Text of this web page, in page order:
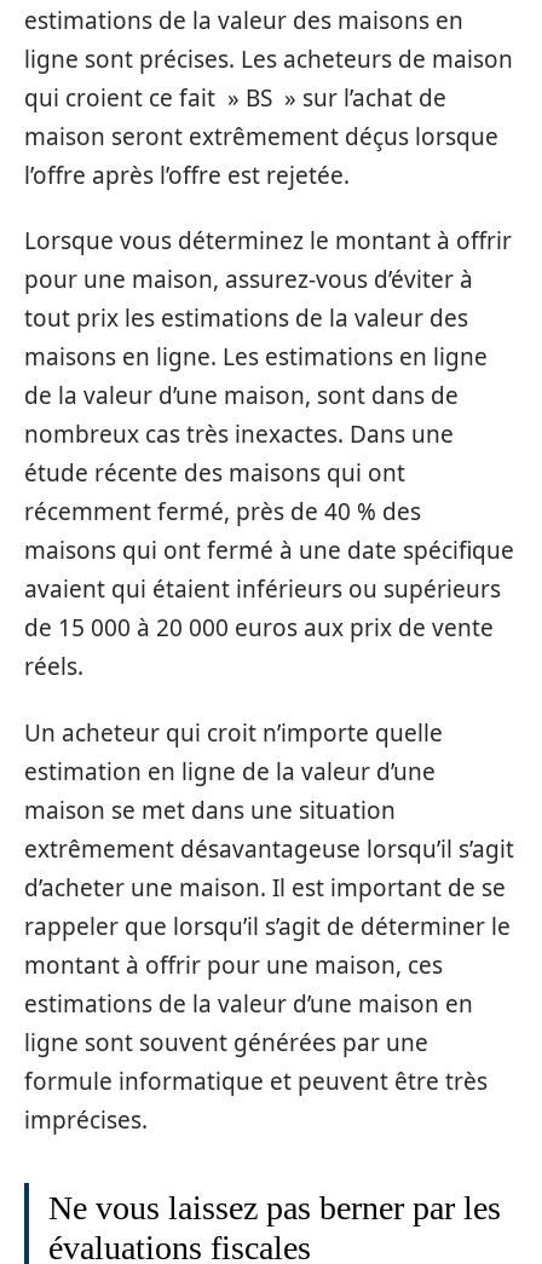
estimations de la valeur des maisons en
ligne sont précises. Les acheteurs de maison
qui croient ce fait » BS » sur l’achat de
maison seront extrêmement déçus lorsque
l’offre après l’offre est rejetée.
Lorsque vous déterminez le montant à offrir
pour une maison, assurez-vous d’éviter à
tout prix les estimations de la valeur des
maisons en ligne. Les estimations en ligne
de la valeur d’une maison, sont dans de
nombreux cas très inexactes. Dans une
étude récente des maisons qui ont
récemment fermé, près de 40 % des
maisons qui ont fermé à une date spécifique
avaient qui étaient inférieurs ou supérieurs
de 15 000 à 20 000 euros aux prix de vente
réels.
Un acheteur qui croit n’importe quelle
estimation en ligne de la valeur d’une
maison se met dans une situation
extrêmement désavantageuse lorsqu’il s’agit
d’acheter une maison. Il est important de se
rappeler que lorsqu’il s’agit de déterminer le
montant à offrir pour une maison, ces
estimations de la valeur d’une maison en
ligne sont souvent générées par une
formule informatique et peuvent être très
imprécises.
Ne vous laissez pas berner par les
évaluations fiscales